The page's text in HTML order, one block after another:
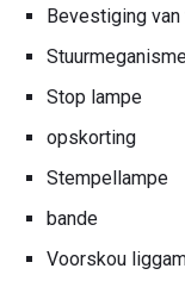
Bevestiging van
Stop lampe
opskorting
Stempellampe
bande
Voorskou